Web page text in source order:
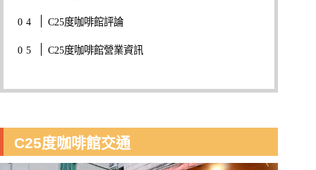
C25度咖啡館評論
C25度咖啡館營業資訊
C25度咖啡館交通